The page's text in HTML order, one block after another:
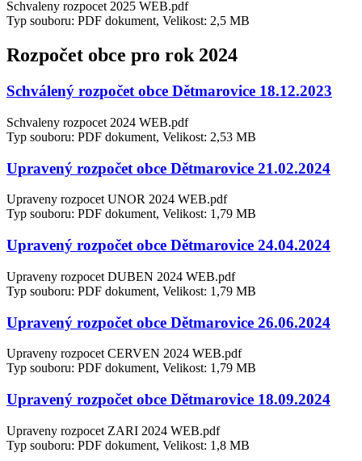
Schvaleny rozpocet 2025 WEB.pdf
Typ souboru: PDF dokument, Velikost: 2,5 MB
Rozpočet obce pro rok 2024
Schválený rozpočet obce Dětmarovice 18.12.2023
Schvaleny rozpocet 2024 WEB.pdf
Typ souboru: PDF dokument, Velikost: 2,53 MB
Upravený rozpočet obce Dětmarovice 21.02.2024
Upraveny rozpocet UNOR 2024 WEB.pdf
Typ souboru: PDF dokument, Velikost: 1,79 MB
Upravený rozpočet obce Dětmarovice 24.04.2024
Upraveny rozpocet DUBEN 2024 WEB.pdf
Typ souboru: PDF dokument, Velikost: 1,79 MB
Upravený rozpočet obce Dětmarovice 26.06.2024
Upraveny rozpocet CERVEN 2024 WEB.pdf
Typ souboru: PDF dokument, Velikost: 1,79 MB
Upravený rozpočet obce Dětmarovice 18.09.2024
Upraveny rozpocet ZARI 2024 WEB.pdf
Typ souboru: PDF dokument, Velikost: 1,8 MB